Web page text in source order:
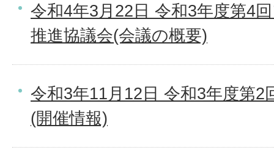
令和4年3月22日 令和3年度第4
推進協議会(会議の概要)
令和3年11月12日 令和3年度第2
(開催情報)